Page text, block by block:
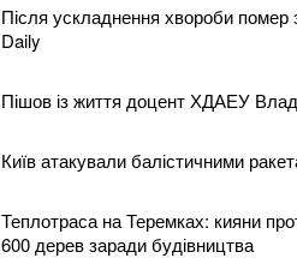
Після ускладнення хвороби
Daily
Пішов із життя доцент ХДАЕУ
Київ атакували балістичними
Теплотраса на Теремках: кияни
600 дерев заради будівництва